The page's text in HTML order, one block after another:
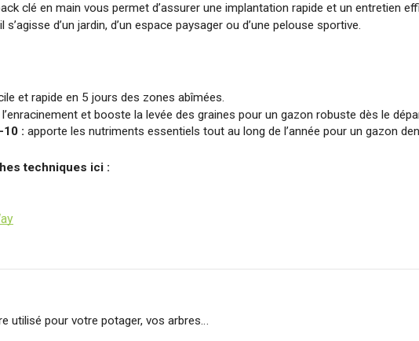
clé en main vous permet d’assurer une implantation rapide et un entretien
d’un jardin, d’un espace paysager ou d’une pelouse sportive.
et rapide en 5 jours des zones abîmées.
et booste la levée des graines pour un gazon robuste dès le
10 : apporte les nutriments essentiels tout au long de l’année pour un gazon
techniques ici :
utilisé pour votre potager, vos arbres…